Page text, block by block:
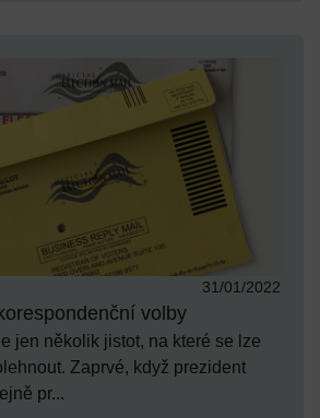
31/01/2022
volby
jen několik jistot, na které se lze
Zaprvé, když prezident
pr...